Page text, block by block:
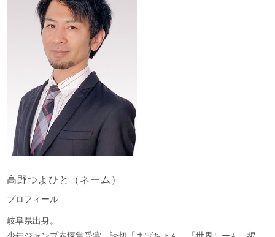
高野つよひと（ネーム）
プロフィール
岐阜県出身。